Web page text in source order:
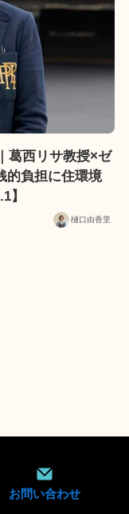
葛西リサ教授×ゼ
的負担に住環境
】
樋口由香里
お問い合わせ